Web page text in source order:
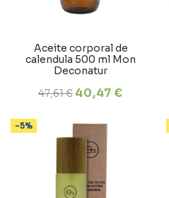
Aceite corporal de
calendula 500 ml Mon
Deconatur
47,61 € 40,47 €
-5%